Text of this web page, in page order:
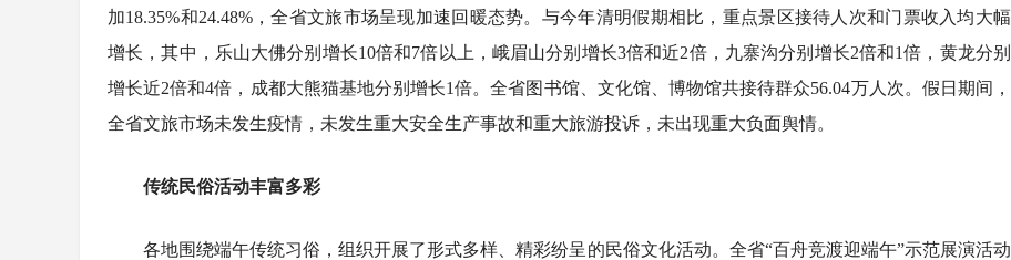
加18.35%和24.48%，全省文旅市场呈现加速回暖态势。与今年清明假期相比，重点景区接待人次和门票收入均大幅
增长，其中，乐山大佛分别增长10倍和7倍以上，峨眉山分别增长3倍和近2倍，九寨沟分别增长2倍和1倍，黄龙分别
增长近2倍和4倍，成都大熊猫基地分别增长1倍。全省图书馆、文化馆、博物馆共接待群众56.04万人次。假日期间，
全省文旅市场未发生疫情，未发生重大安全生产事故和重大旅游投诉，未出现重大负面舆情。
传统民俗活动丰富多彩
各地围绕端午传统习俗，组织开展了形式多样、精彩纷呈的民俗文化活动。全省“百舟竞渡迎端午”示范展演活动